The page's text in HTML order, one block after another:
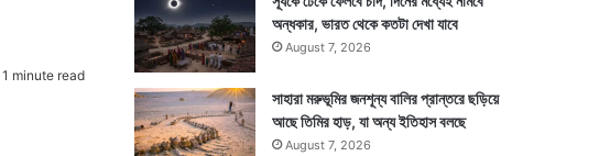
1 minute read
অন্ধকার, ভারত থেকে কতটা দেখা যাবে
August 7, 2026
সাহারা মরুভূমির জনশূন্য বালির প্রান্তরে ছড়িয়ে
আছে তিমির হাড়, যা অন্য ইতিহাস বলছে
August 7, 2026